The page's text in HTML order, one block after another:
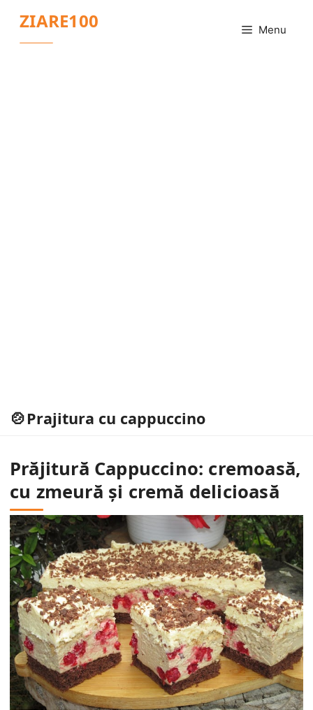
conținut
ZIARE100 Menu
Prajitura cu cappuccino
Prăjitură Cappuccino: cremoasă,
cu zmeură și cremă delicioasă